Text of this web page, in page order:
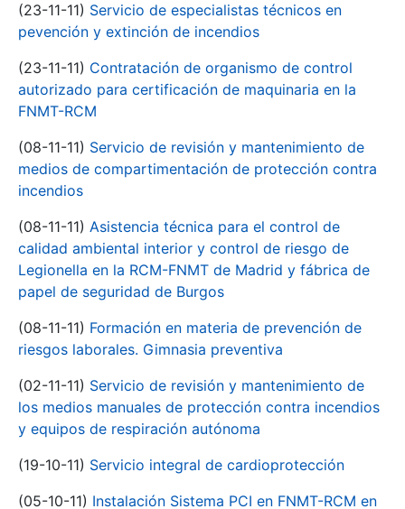
(23-11-11) Servicio de especialistas técnicos en
pevención y extinción de incendios
(23-11-11) Contratación de organismo de control
autorizado para certificación de maquinaria en la
FNMT-RCM
(08-11-11) Servicio de revisión y mantenimiento de
medios de compartimentación de protección contra
incendios
(08-11-11) Asistencia técnica para el control de
calidad ambiental interior y control de riesgo de
Legionella en la RCM-FNMT de Madrid y fábrica de
papel de seguridad de Burgos
(08-11-11) Formación en materia de prevención de
riesgos laborales. Gimnasia preventiva
(02-11-11) Servicio de revisión y mantenimiento de
los medios manuales de protección contra incendios
y equipos de respiración autónoma
(19-10-11) Servicio integral de cardioprotección
(05-10-11) Instalación Sistema PCI en FNMT-RCM en